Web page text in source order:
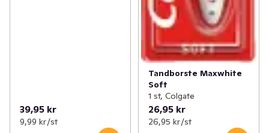
39,95 kr
9,99 kr /st
Tandborste Maxwhite
Soft
1 st, Colgate
26,95 kr
26,95 kr /st